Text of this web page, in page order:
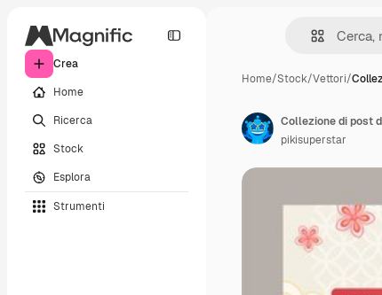
Crea
Home
Ricerca
Stock
Esplora
Strumenti
Home/Stock/Vettori/
Collezione di post
pikisuperstar